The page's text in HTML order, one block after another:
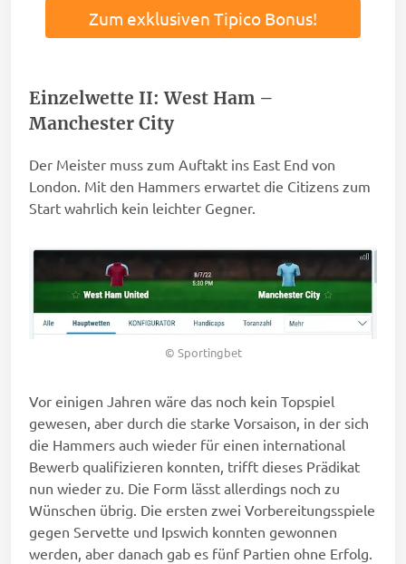
Zum exklusiven Tipico Bonus!
Einzelwette II: West Ham –
Manchester City
Der Meister muss zum Auftakt ins East End von
London. Mit den Hammers erwartet die Citizens zum
Start wahrlich kein leichter Gegner.
© Sportingbet
Vor einigen Jahren wäre das noch kein Topspiel
gewesen, aber durch die starke Vorsaison, in der sich
die Hammers auch wieder für einen international
Bewerb qualifizieren konnten, trifft dieses Prädikat
nun wieder zu. Die Form lässt allerdings noch zu
Wünschen übrig. Die ersten zwei Vorbereitungsspiele
gegen Servette und Ipswich konnten gewonnen
werden, aber danach gab es fünf Partien ohne Erfolg.